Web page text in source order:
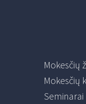
Mokesčių
Mokesčių
Seminarai